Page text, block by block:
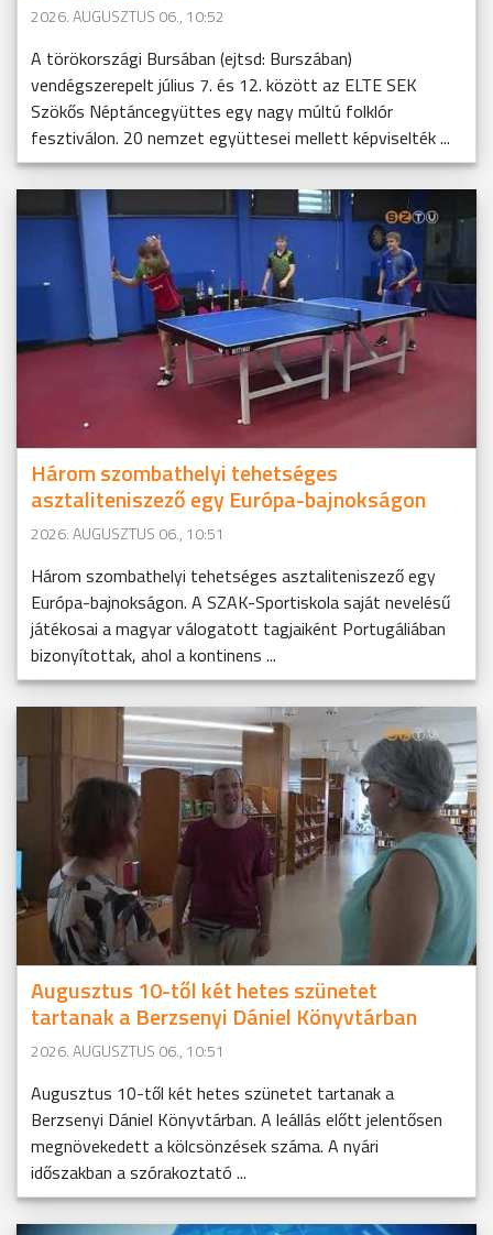
2026. AUGUSZTUS 06., 10:52
A törökországi Bursában (ejtsd: Burszában)
vendégszerepelt július 7. és 12. között az ELTE SEK
Szökős Néptáncegyüttes egy nagy múltú folklór
fesztiválon. 20 nemzet együttesei mellett képviselték ...
Három szombathelyi tehetséges
asztaliteniszező egy Európa-bajnokságon
2026. AUGUSZTUS 06., 10:51
Három szombathelyi tehetséges asztaliteniszező egy
Európa-bajnokságon. A SZAK-Sportiskola saját nevelésű
játékosai a magyar válogatott tagjaiként Portugáliában
bizonyítottak, ahol a kontinens ...
Augusztus 10-től két hetes szünetet
tartanak a Berzsenyi Dániel Könyvtárban
2026. AUGUSZTUS 06., 10:51
Augusztus 10-től két hetes szünetet tartanak a
Berzsenyi Dániel Könyvtárban. A leállás előtt jelentősen
megnövekedett a kölcsönzések száma. A nyári
időszakban a szórakoztató ...